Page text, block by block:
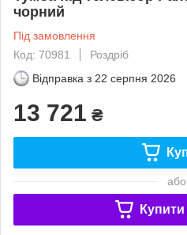
чорний
Під замовлення
Код: 70981
Роздріб
Відправка з 22 серпня 2026
13 721 ₴
або
Купити